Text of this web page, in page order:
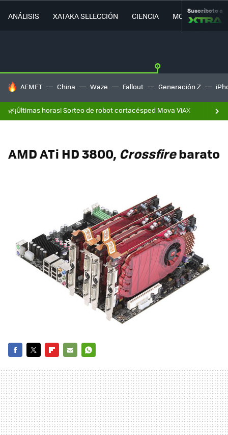
ANÁLISIS XATAKA SELECCIÓN CIENCIA MOVILIDAD
Suscríbete a
HOY SE HABLA DE
AEMET China Waze Fallout Generación Z
🌿¡Últimas horas! Sorteo de robot cortacésped Mova ViAX
AMD ATi HD 3800, Crossfirebarato
MAIL